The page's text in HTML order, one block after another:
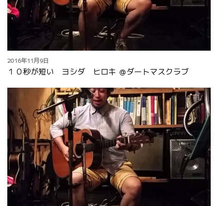
2016年11月9日
１０秒が短い ヨシダ ヒロキ ＠ダートマスクラブ